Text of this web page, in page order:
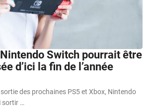
Switch pourrait être
d’ici la fin de l’année
des prochaines PS5 et Xbox, Nintendo
sortir …